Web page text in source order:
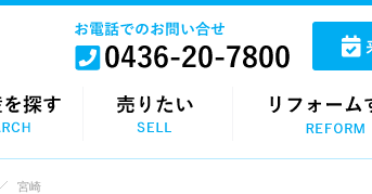
宮崎